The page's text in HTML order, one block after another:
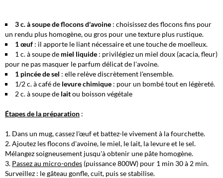
3 c. à soupe de flocons d'avoine : choisissez des flocons fins pour
un rendu plus homogène, ou gros pour une texture plus rustique.
1 œuf : il apporte le liant nécessaire et une touche de moelleux.
1 c. à soupe de miel liquide : privilégiez un miel doux (acacia, fleur)
pour ne pas masquer le parfum délicat de l'avoine.
1 pincée de sel : elle relève discrètement l'ensemble.
1/2 c. à café de levure chimique : pour un bombé tout en légèreté.
2 c. à soupe de laitou boisson végétale
Étapes de la préparation :
Dans un mug,cassez l'œufet battez-le vivement à la fourchette.
Ajoutez les flocons d'avoine, le miel, le lait, la levure et le sel.
Mélangez soigneusement jusqu'à obtenir une pâte homogène.
Passez au micro-ondes (puissance 800W) pour 1 min 30 à 2 min.
Surveillez : le gâteau gonfle, cuit, puis se stabilise.